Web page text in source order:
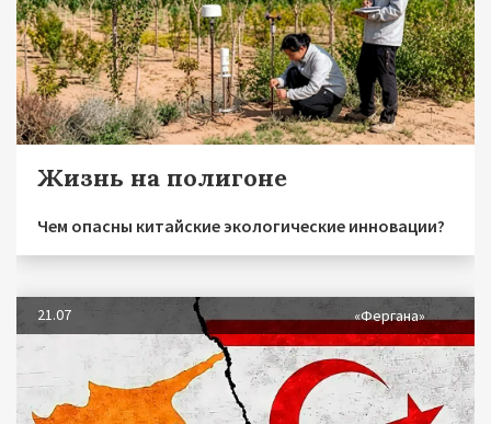
Жизнь на полигоне
Чем опасны китайские экологические инновации?
21.07 «Фергана»